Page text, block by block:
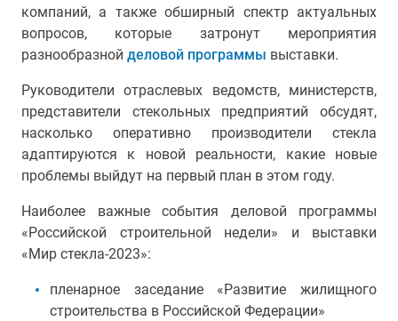
компаний, а также обширный спектр актуальных
вопросов, которые затронут мероприятия
разнообразной деловой программы выставки.
Руководители отраслевых ведомств, министерств,
представители стекольных предприятий обсудят,
насколько оперативно производители стекла
адаптируются к новой реальности, какие новые
проблемы выйдут на первый план в этом году.
Наиболее важные события деловой программы
«Российской строительной недели» и выставки
«Мир стекла-2023»:
пленарное заседание «Развитие жилищного
строительства в Российской Федерации»